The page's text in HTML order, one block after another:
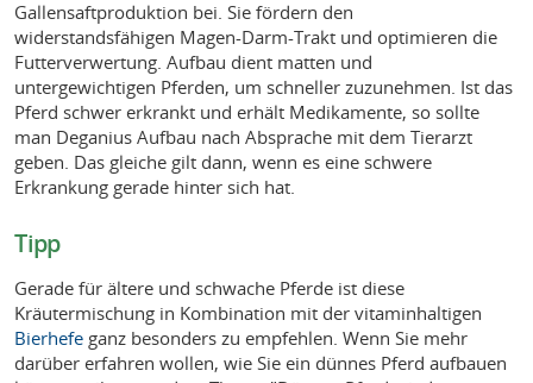
Gallensaftproduktion bei. Sie fördern den
widerstandsfähigen Magen-Darm-Trakt und optimieren die
Futterverwertung. Aufbau dient matten und
untergewichtigen Pferden, um schneller zuzunehmen. Ist das
Pferd schwer erkrankt und erhält Medikamente, so sollte
man Deganius Aufbau nach Absprache mit dem Tierarzt
geben. Das gleiche gilt dann, wenn es eine schwere
Erkrankung gerade hinter sich hat.
Tipp
Gerade für ältere und schwache Pferde ist diese
Kräutermischung in Kombination mit der vitaminhaltigen
Bierhefe ganz besonders zu empfehlen. Wenn Sie mehr
darüber erfahren wollen, wie Sie ein dünnes Pferd aufbauen